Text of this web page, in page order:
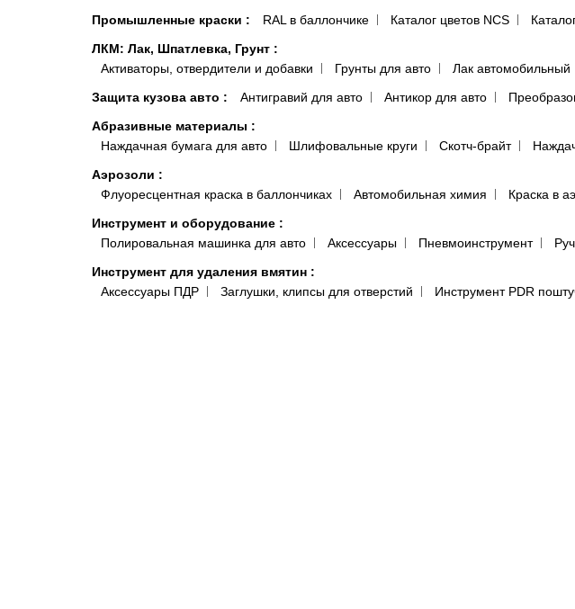
Промышленные краски : RAL в баллончике Каталог цветов NCS
ЛКМ: Лак, Шпатлевка, Грунт :
Активаторы, отвердители и добавки
Грунты для авто Лак автомобильный
Защита кузова авто : Антигравий для авто Антикор для авто
Абразивные материалы :
Наждачная бумага для авто
Шлифовальные круги Скотч-брайт
Аэрозоли :
Флуоресцентная краска в баллончиках
Автомобильная химия Краска в
Инструмент и оборудование :
Полировальная машинка для авто
Аксессуары Пневмоинструмент
Инструмент для удаления вмятин :
Аксессуары ПДР
Заглушки, клипсы для отверстий Инструмент PDR